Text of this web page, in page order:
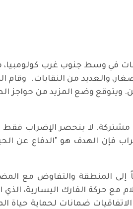
مقاطعات في وسط جنوب غرب
والعديد من النقابات.
احتجاج تضامني مع المضربين. ويتوقع وضع
مشتركة. لا ينحصر الإضراب
الهدف هو "الدفاع عن
المنطقة والتفاوض مع
مع حركة الفارك اليسارية،
الاتفاقيات ضمانات لحماية